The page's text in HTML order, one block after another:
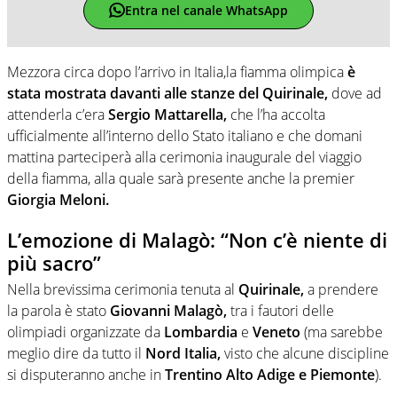
Entra nel canale WhatsApp
Mezzora circa dopo l’arrivo in Italia,la fiamma olimpicaè
stata mostrata davanti alle stanze del Quirinale, dove ad
attenderla c’eraSergio Mattarella, che l’ha accolta
ufficialmente all’interno dello Stato italiano e che domani
mattina parteciperà alla cerimonia inaugurale del viaggio
della fiamma, alla quale sarà presente anche la premier
Giorgia Meloni.
L’emozione di Malagò: “Non c’è niente di
più sacro”
Nella brevissima cerimonia tenuta al Quirinale,a prendere
la parola è stato Giovanni Malagò,tra i fautori delle
olimpiadi organizzate da Lombardia e Veneto (ma sarebbe
meglio dire da tutto il Nord Italia,visto che alcune discipline
si disputeranno anche inTrentino Alto Adige e Piemonte).